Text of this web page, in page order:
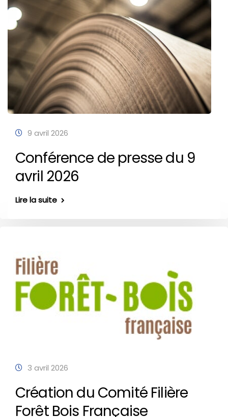
9 avril 2026
Conférence de presse du 9
avril 2026
Lire la suite
3 avril 2026
Création du Comité Filière
Forêt Bois Française